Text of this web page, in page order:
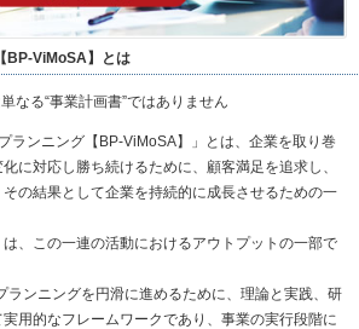
BP-ViMoSA】とは
なる“事業計画書”ではありません
ランニング【BP-ViMoSA】」とは、企業を取り巻
に対応し勝ち続けるために、顧客満足を追求し、
の結果として企業を持続的に成長させるための一
、この一連の活動におけるアウトプットの一部で
ランニングを円滑に進めるために、理論と実践、研
用的なフレームワークであり、事業の実行段階に